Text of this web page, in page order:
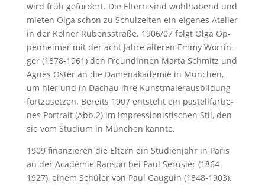
wird früh gefördert. Die Eltern sind wohlhabend und
mieten Olga schon zu Schulzeiten ein eigenes Atelier
in der Köl­ner Ru­bens­stra­ße. 1906/07 folgt Ol­ga Op­
pen­hei­mer mit der acht Jah­re älteren Emmy Worrin­
ger (1878-1961) den Freundinnen Marta Schmitz und
Agnes Oster an die Damenakademie in München,
um hier und in Dachau ihre Kunstmalerausbildung
fortzusetzen. Bereits 1907 ent­steht ein pas­tell­far­be­
nes Por­trait (Abb.2) im im­pres­sio­nis­ti­schen Stil, den
sie vom Studium in München kannte.
1909 finanzieren die Eltern ein Studienjahr in Paris
an der Académie Ranson bei Paul Sérusier (1864-
1927), einem Schüler von Paul Gauguin (1848-1903).